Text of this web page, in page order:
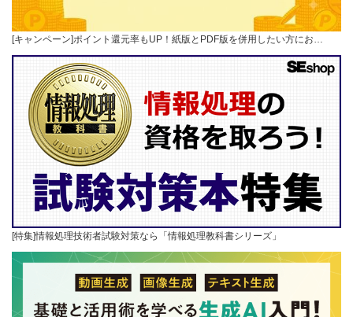
[キャンペーン]ポイント還元率もUP！紙版とPDF版を併用したい方にお…
[特集]情報処理技術者試験対策なら「情報処理教科書シリーズ」